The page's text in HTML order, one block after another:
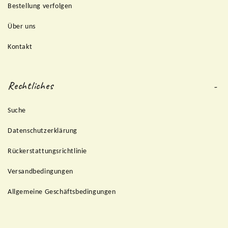
Bestellung verfolgen
Über uns
Kontakt
Rechtliches
Suche
Datenschutzerklärung
Rückerstattungsrichtlinie
Versandbedingungen
Allgemeine Geschäftsbedingungen